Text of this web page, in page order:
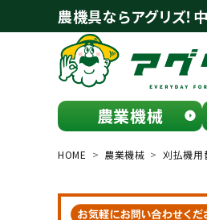
農機具ならアグリズ
農業機械
ログイン person 会員登
HOME 農業機械 刈払機用